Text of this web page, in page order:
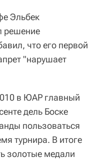
Эльбек
решение
что его первой
"нарушает
в ЮАР главный
дель Боске
пользоваться
турнира. В итоге
золотые медали